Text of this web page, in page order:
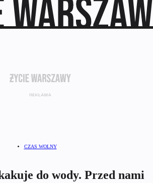
CZAS WOLNY
do wody. Przed nami